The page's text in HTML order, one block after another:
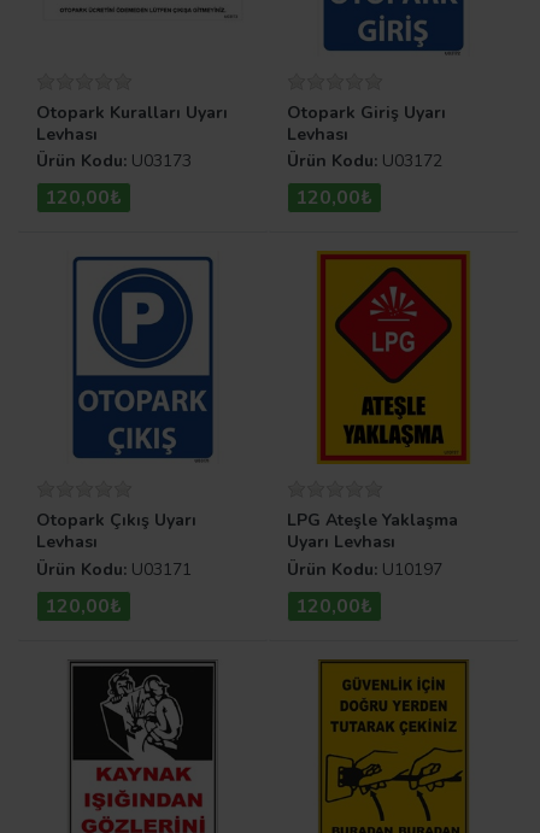
Otopark Kuralları Uyarı
Levhası
Ürün Kodu: U03173
120,00₺
Otopark Giriş Uyarı
Levhası
Ürün Kodu: U03172
120,00₺
Otopark Çıkış Uyarı
Levhası
Ürün Kodu: U03171
120,00₺
LPG Ateşle Yaklaşma
Uyarı Levhası
Ürün Kodu: U10197
120,00₺